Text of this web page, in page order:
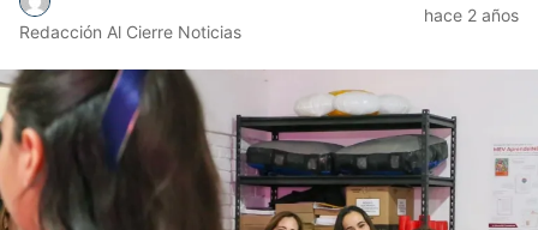
Redacción Al Cierre Noticias
hace 2 años